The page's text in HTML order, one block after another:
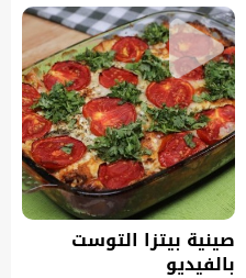
صينية بيتزا التوست
بالفيديو